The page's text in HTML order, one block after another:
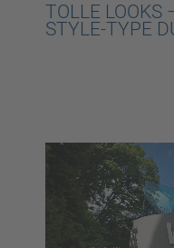
TOLLE LOOKS
STYLE-TYPE